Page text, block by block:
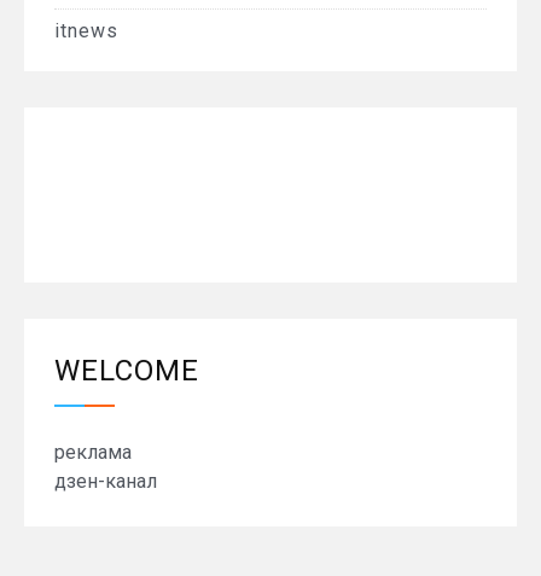
itnews
WELCOME
реклама
дзен-канал